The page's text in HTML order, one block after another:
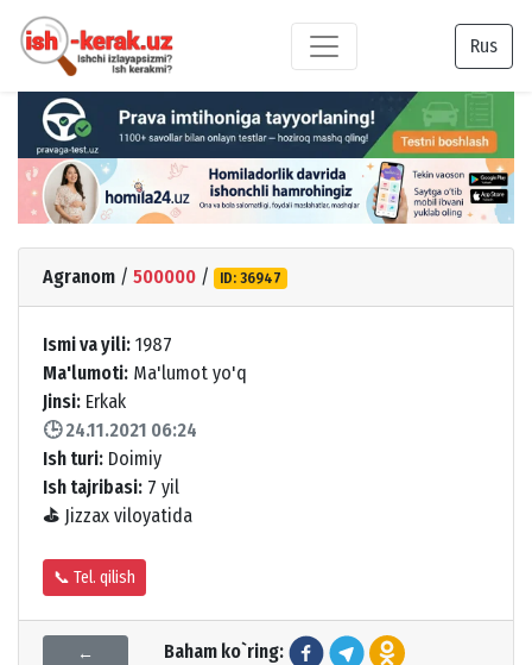
Rus
Agranom / 500000 / ID: 36947
Ismi va yili: 1987
Ma'lumoti: Ma'lumot yo'q
Jinsi: Erkak
🕒 24.11.2021 06:24
Ish turi: Doimiy
Ish tajribasi: 7 yil
⛳ Jizzax viloyatida
📞 Tel. qilish
←
Baham ko`ring: